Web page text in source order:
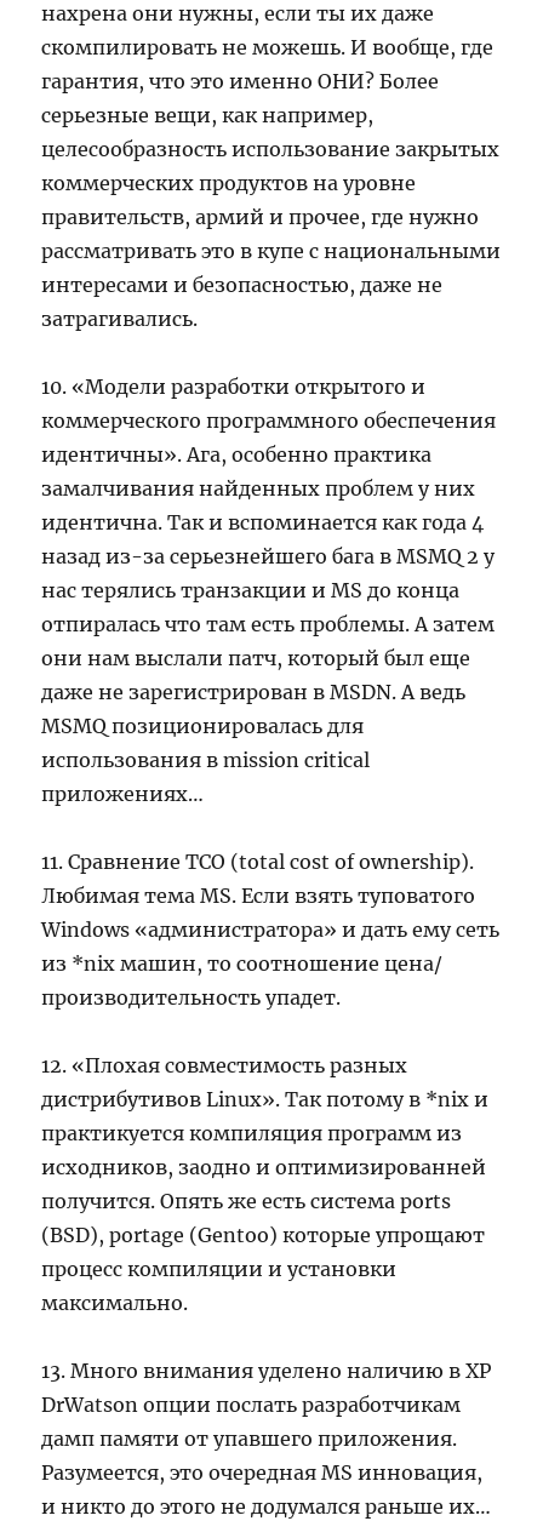
нахрена они нужны, если ты их даже
скомпилировать не можешь. И вообще, где
гарантия, что это именно ОНИ? Более
серьезные вещи, как например,
целесообразность использование закрытых
коммерческих продуктов на уровне
правительств, армий и прочее, где нужно
рассматривать это в купе с национальными
интересами и безопасностью, даже не
затрагивались.
10. «Модели разработки открытого и
коммерческого программного обеспечения
идентичны». Ага, особенно практика
замалчивания найденных проблем у них
идентична. Так и вспоминается как года 4
назад из-за серьезнейшего бага в MSMQ 2 у
нас терялись транзакции и MS до конца
отпиралась что там есть проблемы. А затем
они нам выслали патч, который был еще
даже не зарегистрирован в MSDN. А ведь
MSMQ позиционировалась для
использования в mission critical
приложениях…
11. Сравнение TCO (total cost of ownership).
Любимая тема MS. Если взять туповатого
Windows «администратора» и дать ему сеть
из *nix машин, то соотношение цена/
производительность упадет.
12. «Плохая совместимость разных
дистрибутивов Linux». Так потому в *nix и
практикуется компиляция программ из
исходников, заодно и оптимизированней
получится. Опять же есть система ports
(BSD), portage (Gentoo) которые упрощают
процесс компиляции и установки
максимально.
13. Много внимания уделено наличию в XP
DrWatson опции послать разработчикам
дамп памяти от упавшего приложения.
Разумеется, это очередная MS инновация,
и никто до этого не додумался раньше их…